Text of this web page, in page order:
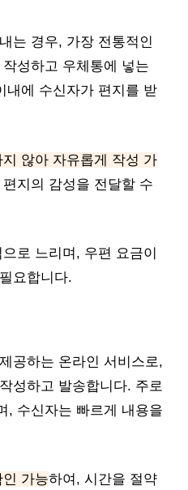
는 경우, 가장 전통적인
성하고 우체통에 넣는
내에 수신자가 편지를 받
않아 자유롭게 작성 가
지의 감성을 전달할 수
로 느리며, 우편 요금이
요합니다.
공하는 온라인 서비스로,
성하고 발송합니다. 주로
, 수신자는 빠르게 내용을
가능하여, 시간을 절약